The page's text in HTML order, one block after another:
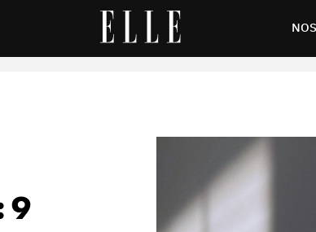
próxima ida à manicure
9